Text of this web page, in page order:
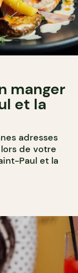
manger
et la
adresses
de votre
Paul et la